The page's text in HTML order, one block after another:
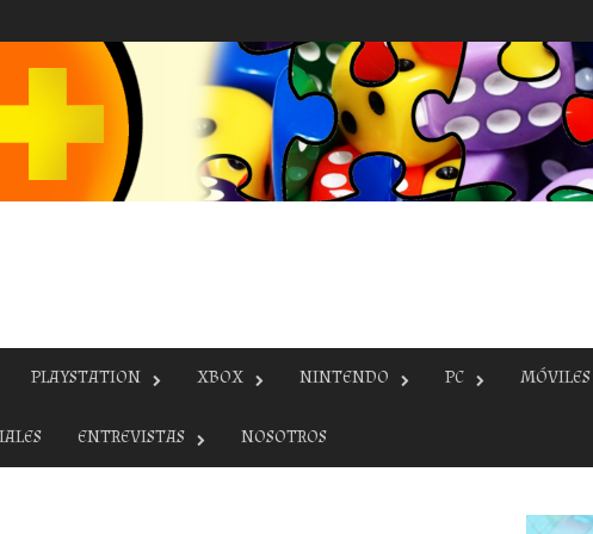
PLAYSTATION XBOX NINTENDO PC MÓVILES
ENTREVISTAS NOSOTROS